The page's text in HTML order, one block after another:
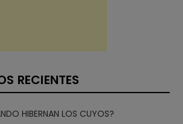
RECIENTES
HIBERNAN LOS CUYOS?